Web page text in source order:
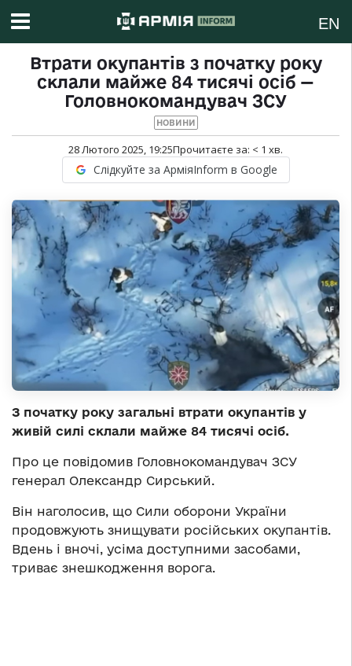
EN
Втрати окупантів з початку року
склали майже 84 тисячі осіб —
Головнокомандувач ЗСУ
НОВИНИ
28 Лютого 2025, 19:25Прочитаєте за: < 1 хв.
Слідкуйте за АрміяInform в Google
З початку року загальні втрати окупантів у
живій силі склали майже 84 тисячі осіб.
Про це повідомив Головнокомандувач ЗСУ
генерал Олександр Сирський.
Він наголосив, що Сили оборони України
продовжують знищувати російських окупантів.
Вдень і вночі, усіма доступними засобами,
триває знешкодження ворога.